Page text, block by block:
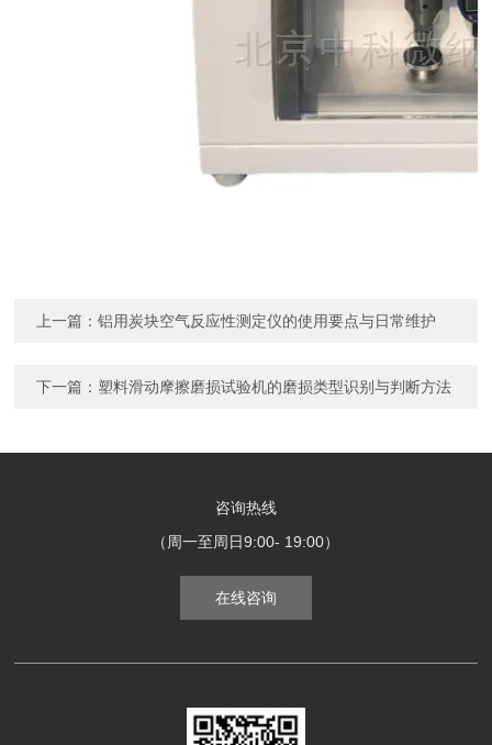
上一篇：铝用炭块空气反应性测定仪的使用要点与日常维护
下一篇： 塑料滑动摩擦磨损试验机的磨损类型识别与判断方法
咨询热线
（周一至周日9:00- 19:00）
在线咨询